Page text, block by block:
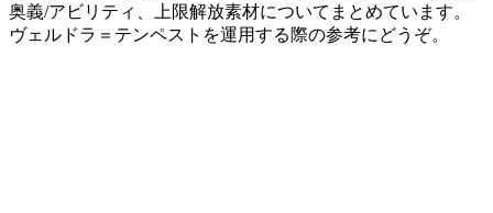
奥義/アビリティ、上限解放素材についてまとめています。
ヴェルドラ＝テンペストを運用する際の参考にどうぞ。